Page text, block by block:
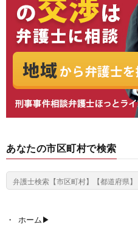
あなたの市区町村で検索
ホーム▶︎